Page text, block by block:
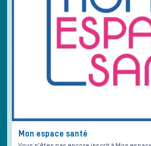
Mon espace santé